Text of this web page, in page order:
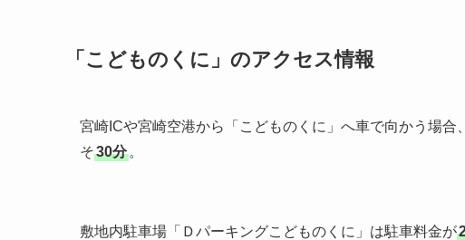
「こどものくに」のアクセス情報
宮崎ICや宮崎空港から「こどものくに」へ車で向かう場合、
そ30分 。
敷地内駐車場「Ｄパーキングこどものくに」は駐車料金が